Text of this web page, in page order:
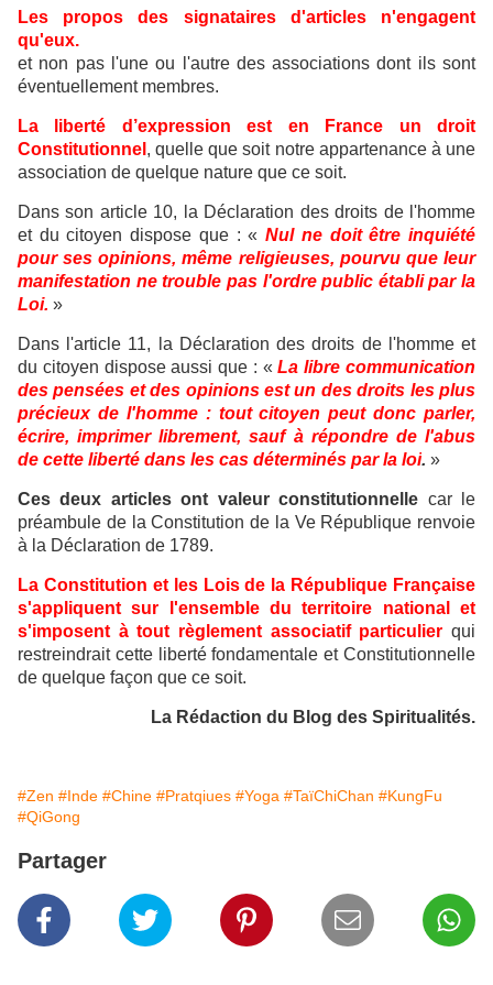
Les propos des signataires d'articles n'engagent
qu'eux.
et non pas l'une ou l'autre des associations dont ils sont
éventuellement membres.
La liberté d’expression est en France un droit
Constitutionnel , quelle que soit notre appartenance à une
association de quelque nature que ce soit.
Dans son article 10, la Déclaration des droits de l'homme
et du citoyen dispose que : «Nul ne doit être inquiété
pour ses opinions, même religieuses, pourvu que leur
manifestation ne trouble pas l'ordre public établi par la
Loi. »
Dans l'article 11, la Déclaration des droits de l'homme et
du citoyen dispose aussi que : «La libre communication
des pensées et des opinions est un des droits les plus
précieux de l'homme : tout citoyen peut donc parler,
écrire, imprimer librement, sauf à répondre de l'abus
de cette liberté dans les cas déterminés par la loi. »
Ces deux articles ont valeur constitutionnelle car le
préambule de la Constitution de la Ve République renvoie
à la Déclaration de 1789.
La Constitution et les Lois de la République Française
s'appliquent sur l'ensemble du territoire national et
s'imposent à tout règlement associatif particulier qui
restreindrait cette liberté fondamentale et Constitutionnelle
de quelque façon que ce soit.
La Rédaction du Blog des Spiritualités.
#Zen #Inde #Chine #Pratqiues #Yoga #TaïChiChan #KungFu
#QiGong
Partager